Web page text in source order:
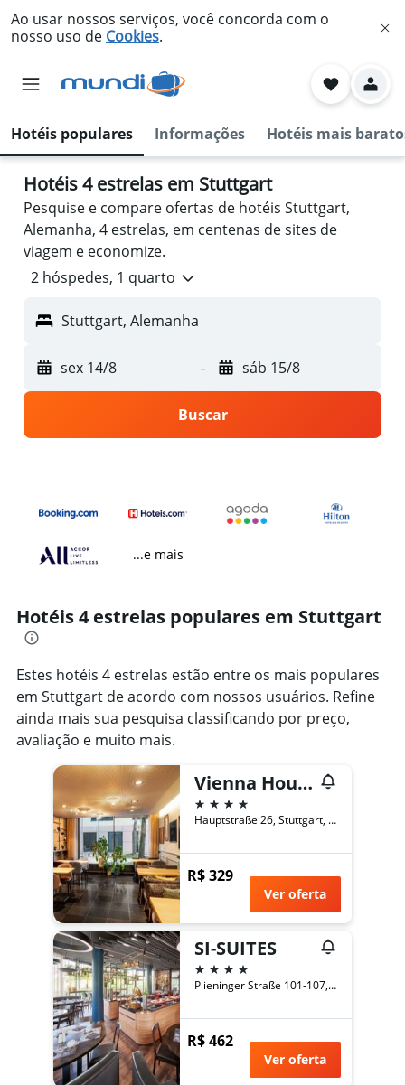
Ao usar nossos serviços, você concorda com o
nosso uso de Cookies.
Hotéis populares Informações Hotéis mais
Hotéis 4 estrelas em Stuttgart
Pesquise e compare ofertas de hotéis Stuttgart,
Alemanha, 4 estrelas, em centenas de sites de
viagem e economize.
2 hóspedes, 1 quarto
Stuttgart, Alemanha
sex 14/8 - sáb 15/8
Buscar
...e mais
Hotéis 4 estrelas populares em Stuttgart
Estes hotéis 4 estrelas estão entre os mais populares
em Stuttgart de acordo com nossos usuários. Refine
ainda mais sua pesquisa classificando por preço,
avaliação e muito mais.
Vienna House Easy Mo. Stuttgart
4 estrelas
Hauptstraße 26, Stuttgart, Baden-Württemberg, Alemanha
R$ 329
Ver oferta
SI-SUITES
4 estrelas
Plieninger Straße 101-107, Stuttgart, Baden-Württemberg, Alemanha
R$ 462
Ver oferta